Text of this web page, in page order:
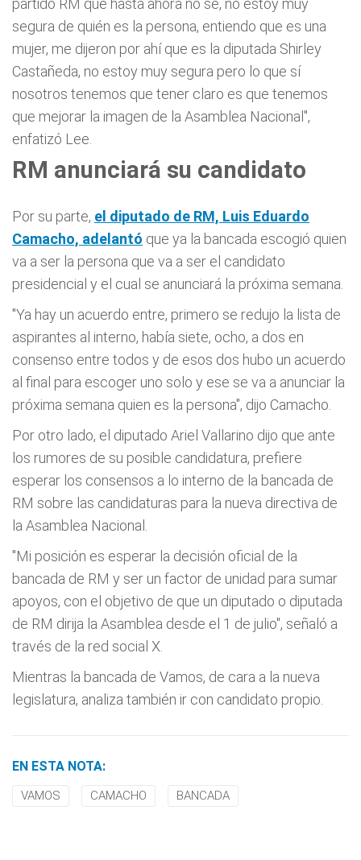
partido RM que hasta ahora no sé, no estoy muy
segura de quién es la persona, entiendo que es una
mujer, me dijeron por ahí que es la diputada Shirley
Castañeda, no estoy muy segura pero lo que sí
nosotros tenemos que tener claro es que tenemos
que mejorar la imagen de la Asamblea Nacional",
enfatizó Lee.
RM anunciará su candidato
Por su parte, el diputado de RM, Luis Eduardo
Camacho, adelantó que ya la bancada escogió quien
va a ser la persona que va a ser el candidato
presidencial y el cual se anunciará la próxima semana.
"Ya hay un acuerdo entre, primero se redujo la lista de
aspirantes al interno, había siete, ocho, a dos en
consenso entre todos y de esos dos hubo un acuerdo
al final para escoger uno solo y ese se va a anunciar la
próxima semana quien es la persona", dijo Camacho.
Por otro lado, el diputado Ariel Vallarino dijo que ante
los rumores de su posible candidatura, prefiere
esperar los consensos a lo interno de la bancada de
RM sobre las candidaturas para la nueva directiva de
la Asamblea Nacional.
"Mi posición es esperar la decisión oficial de la
bancada de RM y ser un factor de unidad para sumar
apoyos, con el objetivo de que un diputado o diputada
de RM dirija la Asamblea desde el 1 de julio", señaló a
través de la red social X.
Mientras la bancada de Vamos, de cara a la nueva
legislatura, analiza también ir con candidato propio.
EN ESTA NOTA:
VAMOS CAMACHO BANCADA